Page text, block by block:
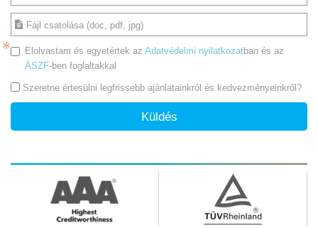
Fájl csatolása (doc, pdf, jpg)
Elolvastam és egyetértek az Adatvédelmi nyilatkozatban és az
ÁSZF-ben foglaltakkal
Szeretne értesülni legfrissebb ajánlatainkról és kedvezményeinkről?
Küldés